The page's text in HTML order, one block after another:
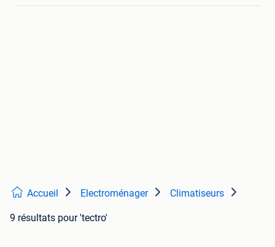
Accueil Electroménager Climatiseurs
9 résultats pour 'tectro'